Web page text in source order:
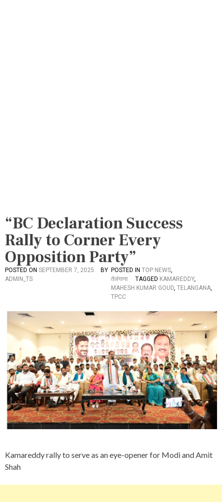
“BC Declaration Success
Rally to Corner Every
Opposition Party”
POSTED ON SEPTEMBER 7, 2025
BY
ADMIN_TS
POSTED IN TOP NEWS,
तेलंगाना
TAGGED KAMAREDDY,
MAHESH KUMAR GOUD, TELANGANA,
TPCC
Kamareddy rally to serve as an eye-opener for Modi and Amit
Shah